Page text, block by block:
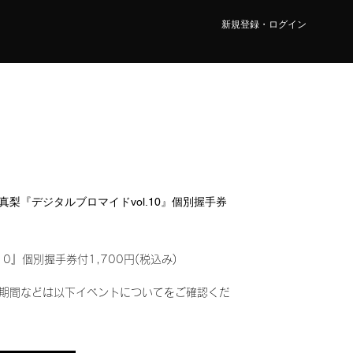
新規登録・ログイン
梨『デジタルブロマイドvol.10』個別握手券
』個別握手券付1,700円(税込み)
間などは以下イベントについてをご確認くだ